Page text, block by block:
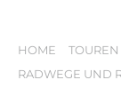
HOME TOUREN
RADWEGE UND